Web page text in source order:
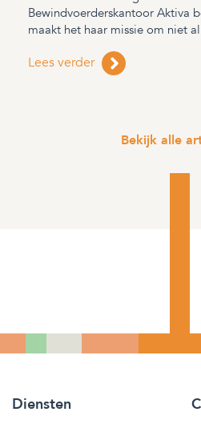
Bewindvoerderskantoor Aktiva
maakt het haar missie om niet
Lees verder
Bekijk alle
Diensten